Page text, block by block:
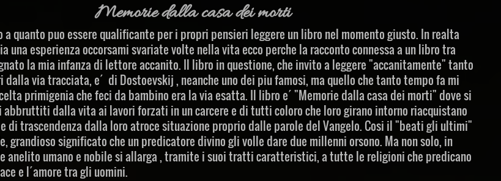
Memorie dalla casa dei morti
a quanto puo essere qualificante per i propri pensieri leggere un libro nel momento giusto. In realta
una esperienza occorsami svariate volte nella vita ecco perche la racconto connessa a un libro tra
la mia infanza di lettore accanito. Il libro in questione, che invito a leggere "accanitamente" tanto
dalla via tracciata, e´ di Dostoevskij , neanche uno dei piu famosi, ma quello che tanto tempo fa mi
primigenia che feci da bambino era la via esatta. Il libro e´ "Memorie dalla casa dei morti" dove si
dalla vita ai lavori forzati in un carcere e di tutti coloro che loro girano intorno riacquistano
di trascendenza dalla loro atroce situazione proprio dalle parole del Vangelo. Cosi il "beati gli ultimi"
grandioso significato che un predicatore divino gli volle dare due millenni orsono. Ma non solo, in
anelito umano e nobile si allarga , tramite i suoi tratti caratteristici, a tutte le religioni che predicano
e l´amore tra gli uomini.